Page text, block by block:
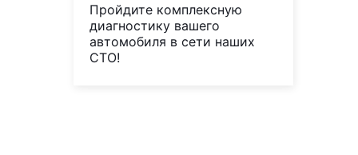
Пройдите комплексную
диагностику вашего
автомобиля в сети наших
СТО!